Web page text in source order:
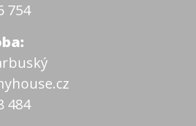
754
484